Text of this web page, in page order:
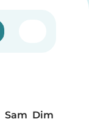
Sam Dim